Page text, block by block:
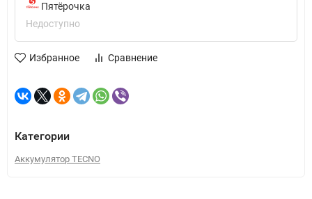
Пятёрочка
Недоступно
Избранное Сравнение
Категории
Аккумулятор TECNO